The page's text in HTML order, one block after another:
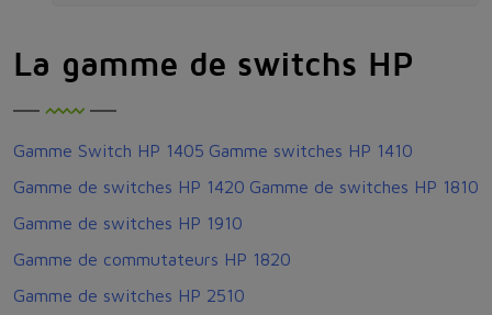
La gamme de switchs HP
Gamme Switch HP 1405 Gamme switches HP 1410
Gamme de switches HP 1420 Gamme de switches HP 1810
Gamme de switches HP 1910
Gamme de commutateurs HP 1820
Gamme de switches HP 2510